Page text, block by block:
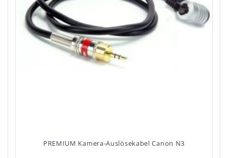
PREMIUM Kamera-Auslösekabel Canon N3